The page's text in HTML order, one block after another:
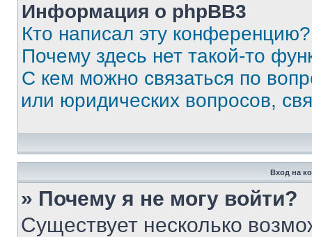
Информация о phpBB3
Кто написал эту конференцию?
Почему здесь нет такой-то
С кем можно связаться по
или юридических вопросов,
Вход на
» Почему я не могу войти?
Существует несколько